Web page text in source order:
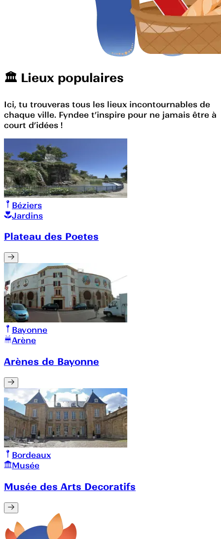
🏛️️ Lieux populaires
Ici, tu trouveras tous les lieux incontournables de
chaque ville. Fyndee t’inspire pour ne jamais être à
court d’idées !
Béziers
Jardins
Plateau des Poetes
Bayonne
Arène
Arènes de Bayonne
Bordeaux
Musée
Musée des Arts Decoratifs